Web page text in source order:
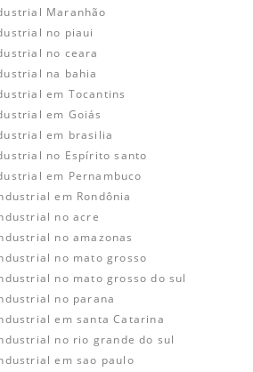
Maranhão
no piaui
no ceara
na bahia
em Tocantins
em Goiás
em brasilia
no Espírito santo
em Pernambuco
em Rondônia
no acre
no amazonas
no mato grosso
no mato grosso do sul
no parana
em santa Catarina
no rio grande do sul
em sao paulo